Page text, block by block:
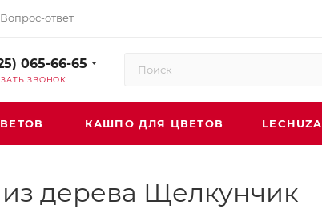
Вопрос-ответ
065-66-65
ЗВОНОК
КАШПО ДЛЯ ЦВЕТОВ LECHUZA
дерева Щелкунчик